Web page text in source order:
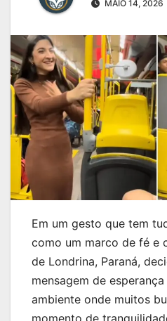
MAIO 14, 2026
Em um gesto que tem
como um marco de fé e
de Londrina, Paraná,
mensagem de
ambiente onde muitos
momento de